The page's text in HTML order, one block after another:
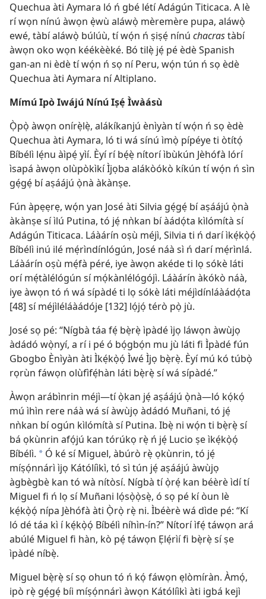
Quechua àti Aymara ló ń gbé létí Adágún Titicaca. A lè
rí wọn nínú àwọn ẹ̀wù aláwọ̀ mèremère pupa, aláwọ̀
ewé, tàbí aláwọ̀ búlúù, tí wọ́n ń ṣiṣẹ́ nínú chacrastàbí
àwọn oko wọn kéékèèké. Bó tilẹ̀ jẹ́ pé èdè Spanish
gan-an ni èdè tí wọ́n ń sọ ní Peru, wọ́n tún ń sọ èdè
Quechua àti Aymara ní Altiplano.
Mímú Ipò Iwájú Nínú Iṣẹ́ Ìwàásù
Ọ̀pọ̀ àwọn onírẹ̀lẹ̀, alákíkanjú ènìyàn tí wọ́n ń sọ èdè
Quechua àti Aymara, ló ti wá sínú ìmọ̀ pípéye ti òtítọ́
Bíbélì lẹ́nu àìpẹ́ yìí. Èyí rí bẹ́ẹ̀ nítorí ìbùkún Jèhófà lórí
ìsapá àwọn olùpòkìkí Ìjọba alákòókò kíkún tí wọ́n ń sìn
gẹ́gẹ́ bí aṣáájú ọ̀nà àkànṣe.
Fún àpẹẹrẹ, wọ́n yan José àti Silvia gẹ́gẹ́ bí aṣáájú ọ̀nà
àkànṣe sí ìlú Putina, tó jẹ́ nǹkan bí àádọ́ta kìlómítà sí
Adágún Titicaca. Láàárín oṣù méjì, Silvia ti ń darí ìkẹ́kọ̀ọ́
Bíbélì inú ilé mẹ́rìndínlógún, José náà sì ń darí mẹ́rìnlá.
Láàárín oṣù mẹ́fà péré, iye àwọn akéde ti lọ sókè láti
orí mẹ́tàlélógún sí mọ́kànlélógójì. Láàárín àkókò náà,
iye àwọn tó ń wá sípàdé ti lọ sókè láti méjìdínláàádọ́ta
[48] sí méjìléláàádóje [132] lọ́jọ́ térò pọ̀ jù.
José sọ pé: “Nígbà táa fẹ́ bẹ̀rẹ̀ ìpàdé ìjọ láwọn àwùjọ
àdádó wọ̀nyí, a rí i pé ó bọ́gbọ́n mu jù láti fi Ìpàdé fún
Gbogbo Ènìyàn àti Ìkẹ́kọ̀ọ́ Ìwé Ìjọ bẹ̀rẹ̀. Èyí mú kó túbọ̀
rọrùn fáwọn olùfìfẹ́hàn láti bẹ̀rẹ̀ sí wá sípàdé.”
Àwọn arábìnrin méjì—tí ọ̀kan jẹ́ aṣáájú ọ̀nà—ló kọ́kọ́
mú ìhìn rere náà wá sí àwùjọ àdádó Muñani, tó jẹ́
nǹkan bí ogún kìlómítà sí Putina. Ibẹ̀ ni wọ́n ti bẹ̀rẹ̀ sí
bá ọkùnrin afọ́jú kan tórúkọ rẹ̀ ń jẹ́ Lucio ṣe ìkẹ́kọ̀ọ́
Bíbélì. a Ó ké sí Miguel, àbúrò rẹ̀ ọkùnrin, tó jẹ́
míṣọ́nnárì ìjọ Kátólíìkì, tó sì tún jẹ́ aṣáájú àwùjọ
àgbègbè kan tó wà nítòsí. Nígbà tí ọ̀rẹ́ kan béèrè ìdí tí
Miguel fi ń lọ sí Muñani lọ́sọ̀ọ̀sẹ̀, ó sọ pé kí òun lè
kẹ́kọ̀ọ́ nípa Jèhófà àti Ọ̀rọ̀ rẹ̀ ni. Ìbéèrè wá dìde pé: “Kí
ló dé táa kì í kẹ́kọ̀ọ́ Bíbélì níhìn-ín?” Nítorí ìfẹ́ táwọn ará
abúlé Miguel fi hàn, kò pẹ́ táwọn Ẹlẹ́rìí fi bẹ̀rẹ̀ sí ṣe
ìpàdé níbẹ̀.
Miguel bẹ̀rẹ̀ sí sọ ohun tó ń kọ́ fáwọn ẹlòmíràn. Àmọ́,
ipò rẹ̀ gẹ́gẹ́ bíi míṣọ́nnárì àwọn Kátólíìkì àti igbá kejì